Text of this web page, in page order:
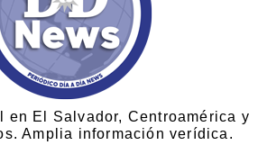
en El Salvador, Centroamérica y
Amplia información verídica.